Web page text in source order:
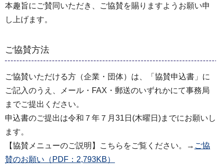
本趣旨にご賛同いただき、ご協賛を賜りますようお願い申
し上げます。
ご協賛方法
ご協賛いただける方（企業・団体）は、「協賛申込書」に
ご記入のうえ、メール・FAX・郵送のいずれかにて事務局
までご提出ください。
申込書のご提出は令和７年７月31日(木曜日)までにお願いし
ます。
【協賛メニューのご説明】こちらをご覧ください。→ ご協
賛のお願い（PDF：2,793KB）